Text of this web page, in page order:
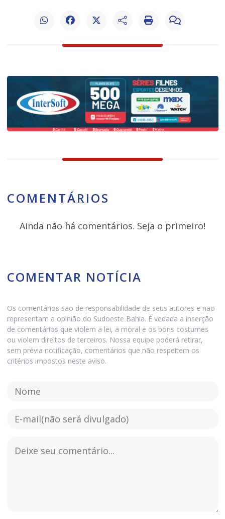
COMENTÁRIOS
Ainda não há comentários. Seja o primeiro!
COMENTAR NOTÍCIA
Os comentários são de responsabilidade de seus autores e não
representam a opinião do Sudoeste Bahia. É vedada a inserção
de comentários que violem a lei, a moral e os bons costumes
ou violem direitos de terceiros. Nossa equipe poderá retirar,
sem prévia notificação, comentários que não respeitem os
critérios impostos neste aviso.